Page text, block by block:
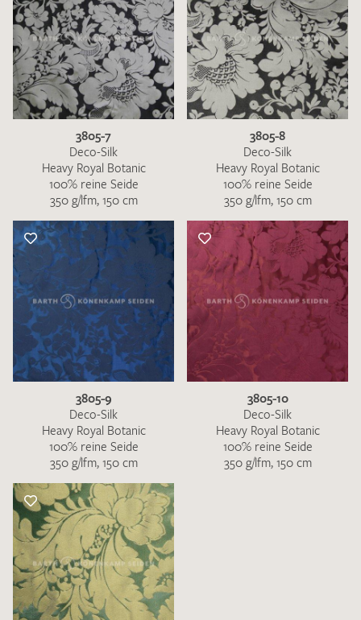
3805-7
Deco-Silk
Heavy Royal Botanic
100% reine Seide
350 g/lfm, 150 cm
3805-8
Deco-Silk
Heavy Royal Botanic
100% reine Seide
350 g/lfm, 150 cm
3805-9
Deco-Silk
Heavy Royal Botanic
100% reine Seide
350 g/lfm, 150 cm
3805-10
Deco-Silk
Heavy Royal Botanic
100% reine Seide
350 g/lfm, 150 cm